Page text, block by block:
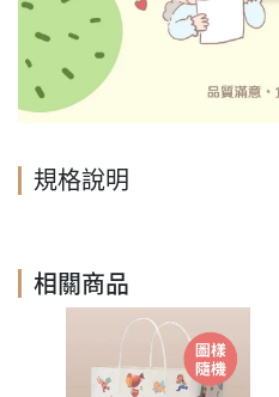
規格說明
相關商品